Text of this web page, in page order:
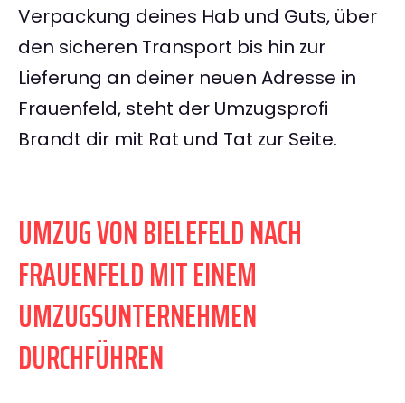
Verpackung deines Hab und Guts, über
den sicheren Transport bis hin zur
Lieferung an deiner neuen Adresse in
Frauenfeld, steht der Umzugsprofi
Brandt dir mit Rat und Tat zur Seite.
UMZUG VON BIELEFELD NACH
FRAUENFELD MIT EINEM
UMZUGSUNTERNEHMEN
DURCHFÜHREN